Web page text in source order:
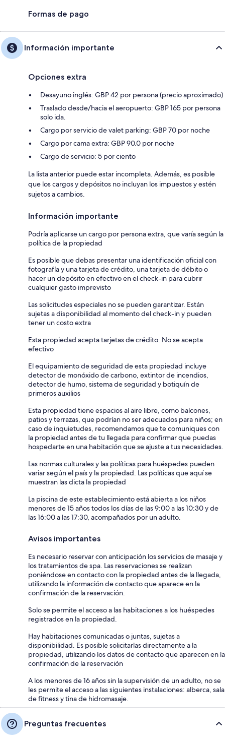
Formas de pago
Información importante
Opciones extra
Desayuno inglés: GBP 42 por persona (precio aproximado)
Traslado desde/hacia el aeropuerto: GBP 165 por persona
solo ida.
Cargo por servicio de valet parking: GBP 70 por noche
Cargo por cama extra: GBP 90.0 por noche
Cargo de servicio: 5 por ciento
La lista anterior puede estar incompleta. Además, es posible
que los cargos y depósitos no incluyan los impuestos y estén
sujetos a cambios.
Información importante
Podría aplicarse un cargo por persona extra, que varía según la
política de la propiedad
Es posible que debas presentar una identificación oficial con
fotografía y una tarjeta de crédito, una tarjeta de débito o
hacer un depósito en efectivo en el check-in para cubrir
cualquier gasto imprevisto
Las solicitudes especiales no se pueden garantizar. Están
sujetas a disponibilidad al momento del check-in y pueden
tener un costo extra
Esta propiedad acepta tarjetas de crédito. No se acepta
efectivo
El equipamiento de seguridad de esta propiedad incluye
detector de monóxido de carbono, extintor de incendios,
detector de humo, sistema de seguridad y botiquín de
primeros auxilios
Esta propiedad tiene espacios al aire libre, como balcones,
patios y terrazas, que podrían no ser adecuados para niños; en
caso de inquietudes, recomendamos que te comuniques con
la propiedad antes de tu llegada para confirmar que puedas
hospedarte en una habitación que se ajuste a tus necesidades.
Las normas culturales y las políticas para huéspedes pueden
variar según el país y la propiedad. Las políticas que aquí se
muestran las dicta la propiedad
La piscina de este establecimiento está abierta a los niños
menores de 15 años todos los días de las 9:00 a las 10:30 y de
las 16:00 a las 17:30, acompañados por un adulto.
Avisos importantes
Es necesario reservar con anticipación los servicios de masaje y
los tratamientos de spa. Las reservaciones se realizan
poniéndose en contacto con la propiedad antes de la llegada,
utilizando la información de contacto que aparece en la
confirmación de la reservación.
Solo se permite el acceso a las habitaciones a los huéspedes
registrados en la propiedad.
Hay habitaciones comunicadas o juntas, sujetas a
disponibilidad. Es posible solicitarlas directamente a la
propiedad, utilizando los datos de contacto que aparecen en la
confirmación de la reservación
A los menores de 16 años sin la supervisión de un adulto, no se
les permite el acceso a las siguientes instalaciones: alberca, sala
de fitness y tina de hidromasaje.
Preguntas frecuentes